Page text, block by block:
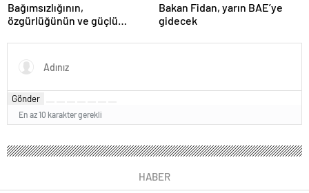
Bağımsızlığının,
özgürlüğünün ve güçlü
Türkiye’den Yavru Vatan’a dev
eserler…
Bakan Fidan, yarın BAE’ye
gidecek
Gönder
En az 10 karakter gerekli
HABER